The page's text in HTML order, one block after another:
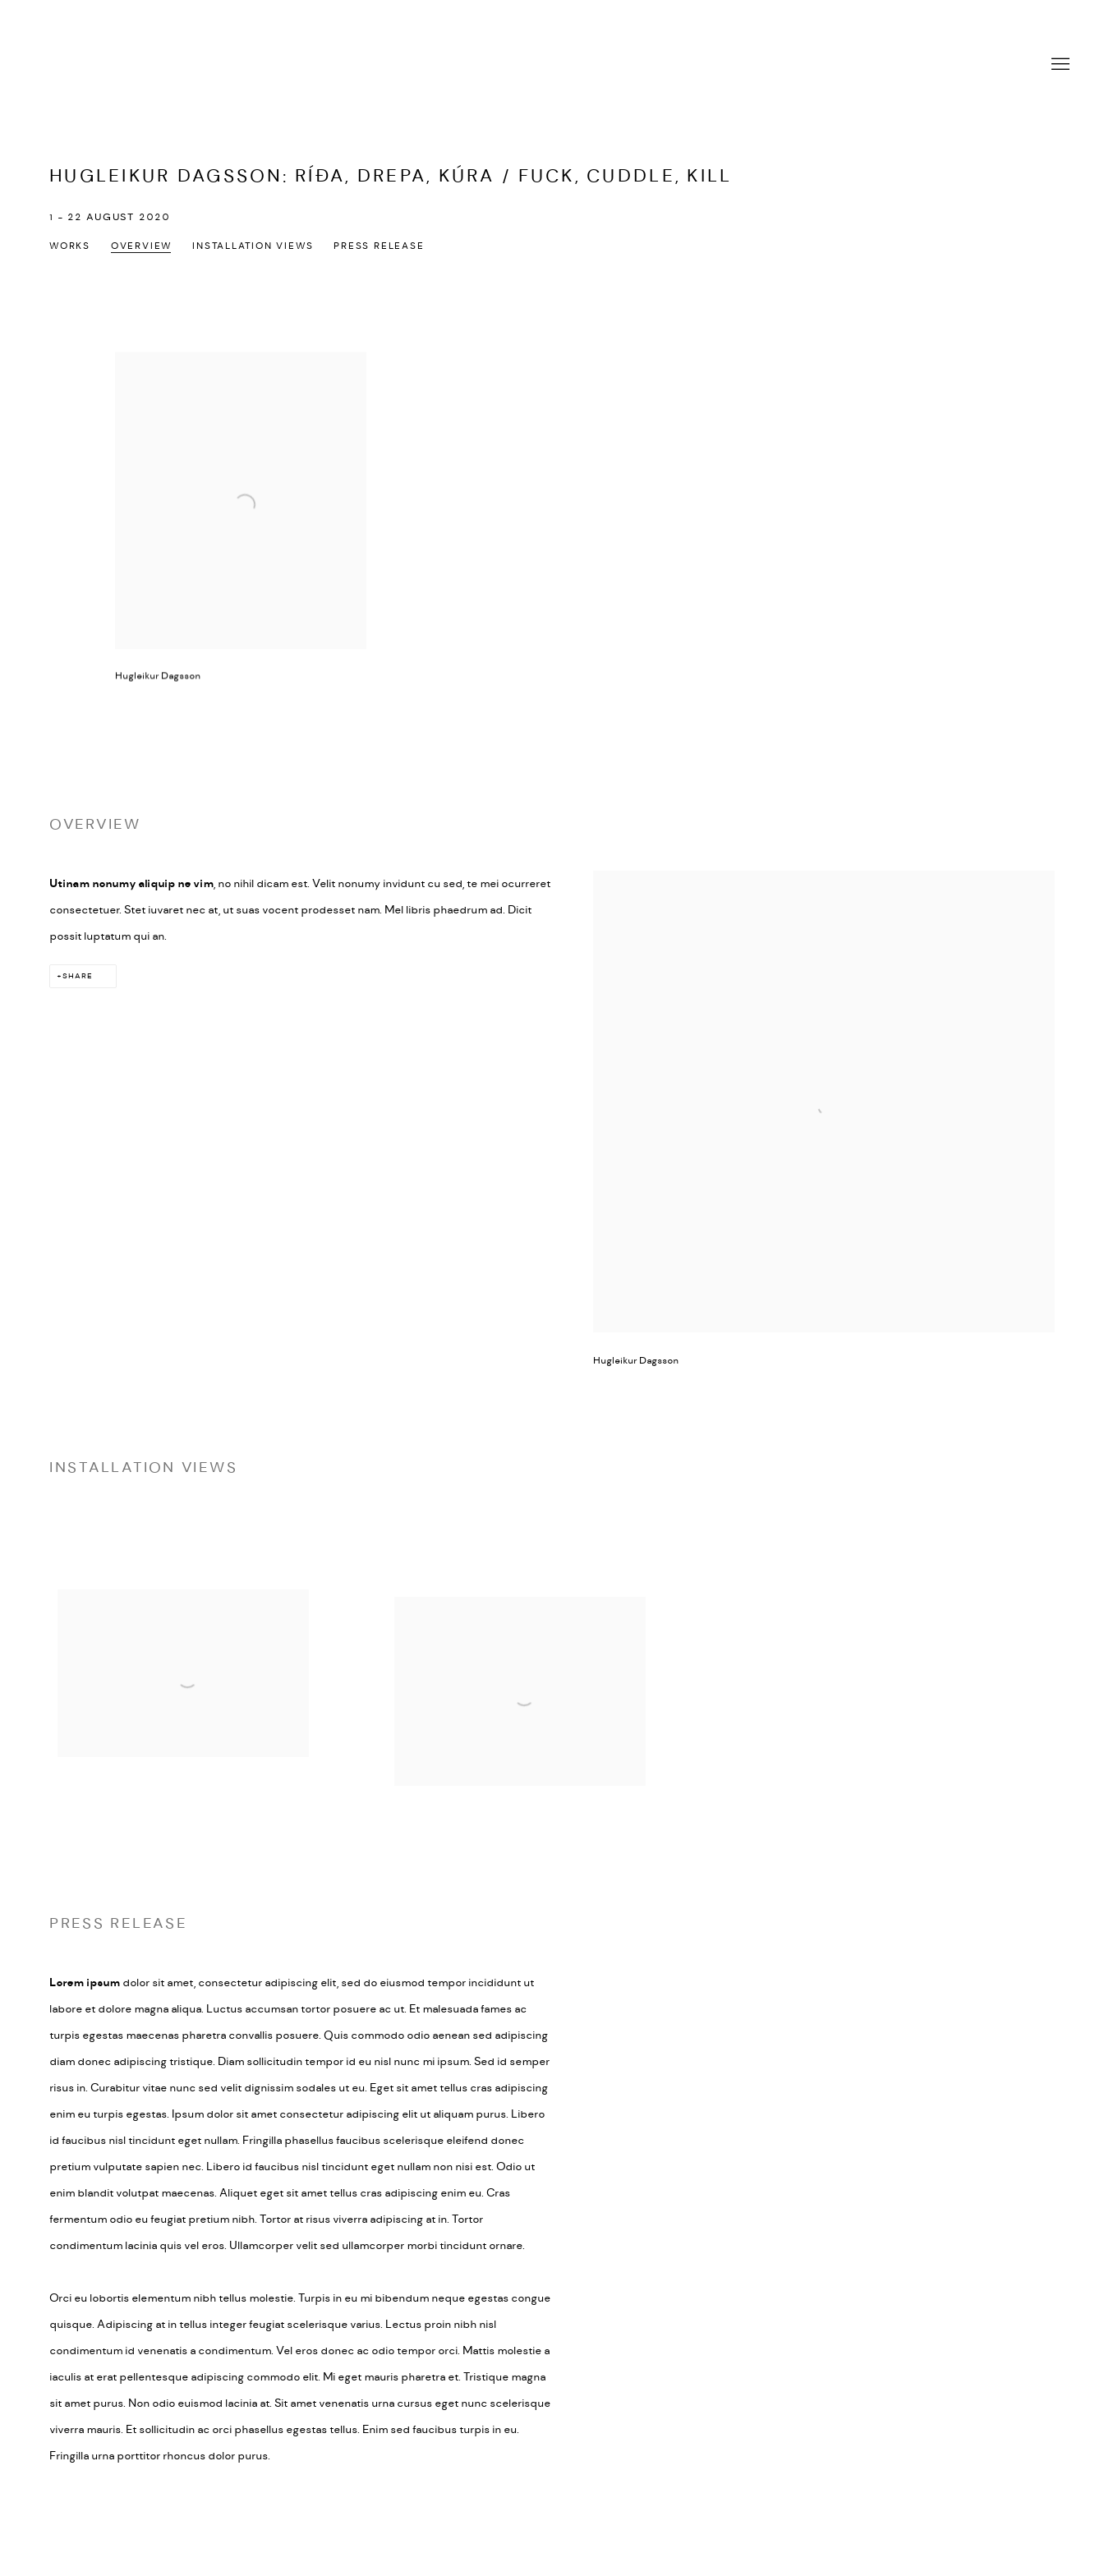
HUGLEIKUR DAGSSON : RÍÐA, DREPA, KÚRA / FUCK, CUDDLE, KILL
1 - 22 AUGUST 2020
WORKS OVERVIEW INSTALLATION VIEWS PRESS RELEASE
Hugleikur Dagsson
OVERVIEW
Hugleikur Dagsson
Utinam nonumy aliquip ne vim, no nihil dicam est. Velit nonumy invidunt cu sed, te mei ocurreret
consectetuer. Stet iuvaret nec at, ut suas vocent prodesset nam. Mel libris phaedrum ad. Dicit
possit luptatum qui an.
SHARE
INSTALLATION VIEWS
PRESS RELEASE
Lorem ipsum dolor sit amet, consectetur adipiscing elit, sed do eiusmod tempor incididunt ut
labore et dolore magna aliqua. Luctus accumsan tortor posuere ac ut. Et malesuada fames ac
turpis egestas maecenas pharetra convallis posuere. Quis commodo odio aenean sed adipiscing
diam donec adipiscing tristique. Diam sollicitudin tempor id eu nisl nunc mi ipsum. Sed id semper
risus in. Curabitur vitae nunc sed velit dignissim sodales ut eu. Eget sit amet tellus cras adipiscing
enim eu turpis egestas. Ipsum dolor sit amet consectetur adipiscing elit ut aliquam purus. Libero
id faucibus nisl tincidunt eget nullam. Fringilla phasellus faucibus scelerisque eleifend donec
pretium vulputate sapien nec. Libero id faucibus nisl tincidunt eget nullam non nisi est. Odio ut
enim blandit volutpat maecenas. Aliquet eget sit amet tellus cras adipiscing enim eu. Cras
fermentum odio eu feugiat pretium nibh. Tortor at risus viverra adipiscing at in. Tortor
condimentum lacinia quis vel eros. Ullamcorper velit sed ullamcorper morbi tincidunt ornare.
Orci eu lobortis elementum nibh tellus molestie. Turpis in eu mi bibendum neque egestas congue
quisque. Adipiscing at in tellus integer feugiat scelerisque varius. Lectus proin nibh nisl
condimentum id venenatis a condimentum. Vel eros donec ac odio tempor orci. Mattis molestie a
iaculis at erat pellentesque adipiscing commodo elit. Mi eget mauris pharetra et. Tristique magna
sit amet purus. Non odio euismod lacinia at. Sit amet venenatis urna cursus eget nunc scelerisque
viverra mauris. Et sollicitudin ac orci phasellus egestas tellus. Enim sed faucibus turpis in eu.
Fringilla urna porttitor rhoncus dolor purus.